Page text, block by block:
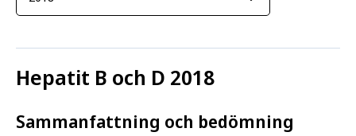
Hepatit B och D 2018
Sammanfattning och bedömning